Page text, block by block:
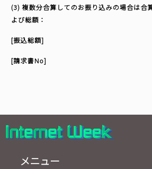
参加申込
マイページ
(3) 複数分合算してのお振り込みの場合は合
よび総額：
[振込総額]
[請求書No]
メニュー